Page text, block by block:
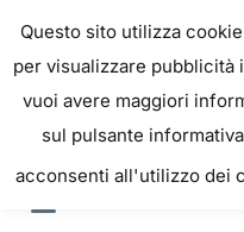
content
IL PORTALE
La salute è come il
vera idea del suo
Questo sito utilizza
per visualizzare pubblicità
vuoi avere maggiori
sul pulsante
acconsenti all'utilizzo dei